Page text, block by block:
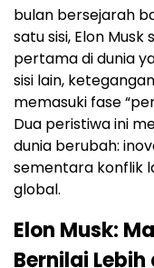
bulan bersejarah
satu sisi, Elon
pertama di dunia
sisi lain,
memasuki fase
Dua peristiwa ini
dunia berubah:
sementara konflik
global.
Elon Musk:
Bernilai